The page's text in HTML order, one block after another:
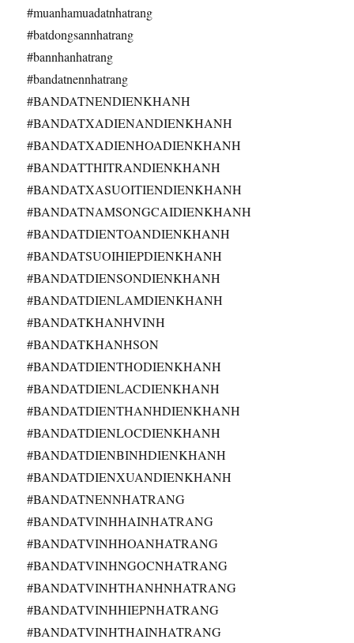
#muanhamuadatnhatrang
#batdongsannhatrang
#bannhanhatrang
#bandatnennhatrang
#BANDATNENDIENKHANH
#BANDATXADIENANDIENKHANH
#BANDATXADIENHOADIENKHANH
#BANDATTHITRANDIENKHANH
#BANDATXASUOITIENDIENKHANH
#BANDATNAMSONGCAIDIENKHANH
#BANDATDIENTOANDIENKHANH
#BANDATSUOIHIEPDIENKHANH
#BANDATDIENSONDIENKHANH
#BANDATDIENLAMDIENKHANH
#BANDATKHANHVINH
#BANDATKHANHSON
#BANDATDIENTHODIENKHANH
#BANDATDIENLACDIENKHANH
#BANDATDIENTHANHDIENKHANH
#BANDATDIENLOCDIENKHANH
#BANDATDIENBINHDIENKHANH
#BANDATDIENXUANDIENKHANH
#BANDATNENNHATRANG
#BANDATVINHHAINHATRANG
#BANDATVINHHOANHATRANG
#BANDATVINHNGOCNHATRANG
#BANDATVINHTHANHNHATRANG
#BANDATVINHHIEPNHATRANG
#BANDATVINHTHAINHATRANG